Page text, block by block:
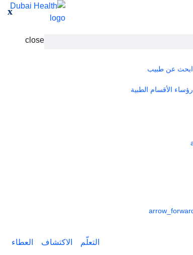
x
close
ابحث عن طبيب
رؤساء الأقسام الطبية
التعلّم الاكتشاف العطاء